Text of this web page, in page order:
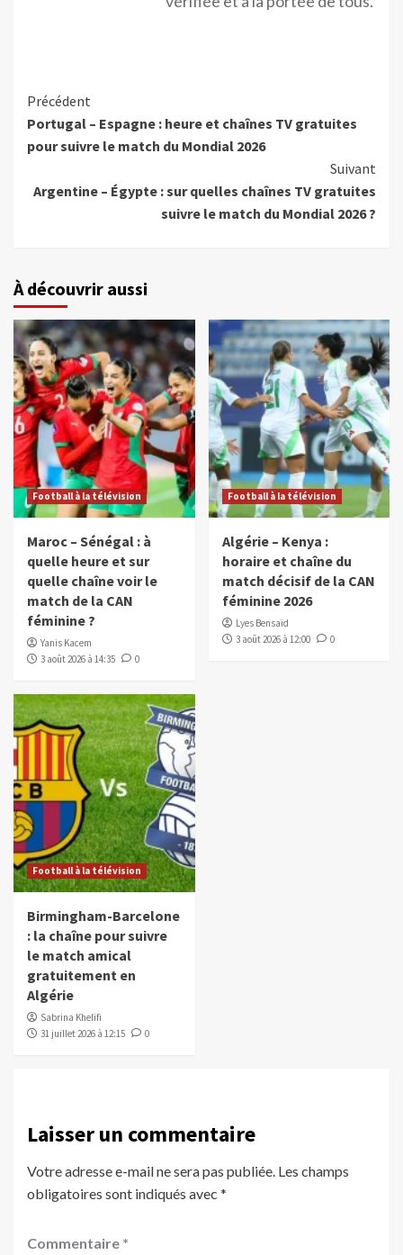
Précédent
Portugal – Espagne : heure et chaînes TV gratuites
pour suivre le match du Mondial 2026
Suivant
Argentine – Égypte : sur quelles chaînes TV gratuites
suivre le match du Mondial 2026 ?
À découvrir aussi
Football à la télévision
Maroc – Sénégal : à
quelle heure et sur
quelle chaîne voir le
match de la CAN
féminine ?
Yanis Kacem
3 août 2026 à 14:35
0
Football à la télévision
Algérie – Kenya :
horaire et chaîne du
match décisif de la CAN
féminine 2026
Lyes Bensaïd
3 août 2026 à 12:00
0
Football à la télévision
Birmingham-Barcelone
: la chaîne pour suivre
le match amical
gratuitement en
Algérie
Sabrina Khelifi
31 juillet 2026 à 12:15
0
Laisser un commentaire
Votre adresse e-mail ne sera pas publiée. Les champs
obligatoires sont indiqués avec *
Commentaire *